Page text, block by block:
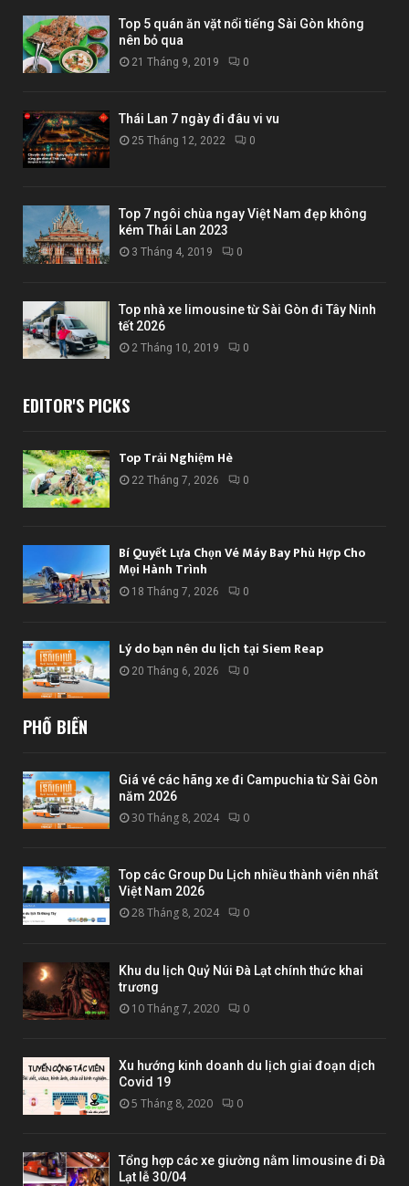
Top 5 quán ăn vặt nổi tiếng Sài Gòn không
nên bỏ qua
21 Tháng 9, 2019 0
Thái Lan 7 ngày đi đâu vi vu
25 Tháng 12, 2022 0
Top 7 ngôi chùa ngay Việt Nam đẹp không
kém Thái Lan 2023
3 Tháng 4, 2019 0
Top nhà xe limousine từ Sài Gòn đi Tây Ninh
tết 2026
2 Tháng 10, 2019 0
EDITOR'S PICKS
Top Trải Nghiệm Hè
22 Tháng 7, 2026 0
Bí Quyết Lựa Chọn Vé Máy Bay Phù Hợp Cho
Mọi Hành Trình
18 Tháng 7, 2026 0
Lý do bạn nên du lịch tại Siem Reap
20 Tháng 6, 2026 0
PHỔ BIẾN
Giá vé các hãng xe đi Campuchia từ Sài Gòn
năm 2026
30 Tháng 8, 2024 0
Top các Group Du Lịch nhiều thành viên nhất
Việt Nam 2026
28 Tháng 8, 2024 0
Khu du lịch Quỷ Núi Đà Lạt chính thức khai
trương
10 Tháng 7, 2020 0
Xu hướng kinh doanh du lịch giai đoạn dịch
Covid 19
5 Tháng 8, 2020 0
Tổng hợp các xe giường nằm limousine đi Đà
Lạt lễ 30/04